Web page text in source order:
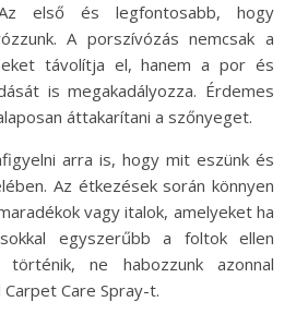
első és legfontosabb, hogy
A porszívózás nemcsak a
távolítja el, hanem a por és
is megakadályozza. Érdemes
áttakarítani a szőnyeget.
arra is, hogy mit eszünk és
Az étkezések során könnyen
vagy italok, amelyeket ha
egyszerűbb a foltok ellen
ne habozzunk azonnal
Carpet Care Spray-t.